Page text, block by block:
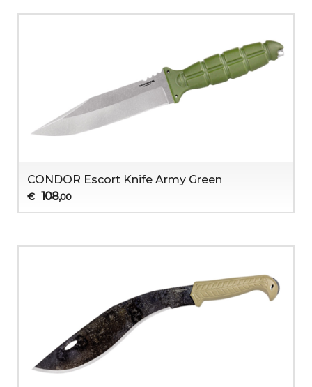
CONDOR Escort Knife Army Green
€ 108,00